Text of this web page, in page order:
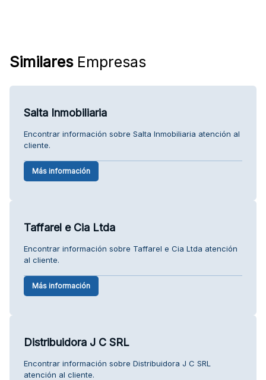
SimilaresEmpresas
Salta Inmobiliaria
Encontrar información sobre Salta Inmobiliaria atención al
cliente.
Más información
Taffarel e Cia Ltda
Encontrar información sobre Taffarel e Cia Ltda atención
al cliente.
Más información
Distribuidora J C SRL
Encontrar información sobre Distribuidora J C SRL
atención al cliente.